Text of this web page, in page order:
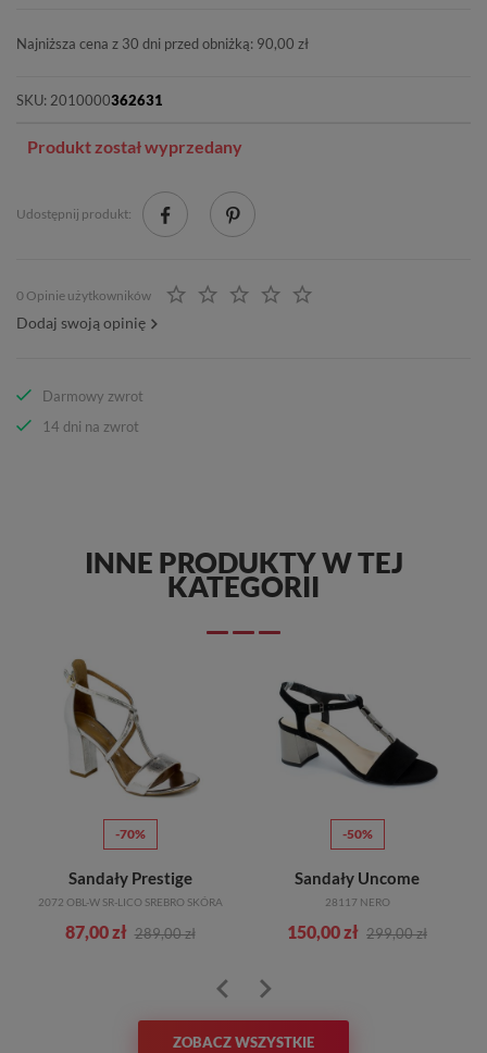
Najniższa cena z 30 dni przed obniżką: 90,00 zł
SKU: 2010000362631
Produkt został wyprzedany
Udostępnij produkt:
0 Opinie użytkowników
Dodaj swoją opinię
Darmowy zwrot
14 dni na zwrot
INNE PRODUKTY W TEJ
KATEGORII
-70%
Sandały Prestige
2072 OBL-W SR-LICO SREBRO SKÓRA
87,00 zł 289,00 zł
-50%
Sandały Uncome
28117 NERO
150,00 zł 299,00 zł
ZOBACZ WSZYSTKIE